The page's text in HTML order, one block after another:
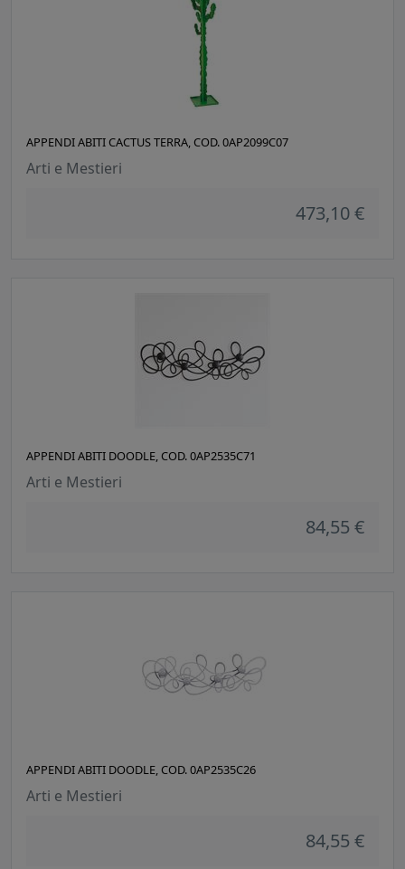
APPENDI ABITI CACTUS TERRA, COD. 0AP2099C07
Arti e Mestieri
473,10 €
APPENDI ABITI DOODLE, COD. 0AP2535C71
Arti e Mestieri
84,55 €
APPENDI ABITI DOODLE, COD. 0AP2535C26
Arti e Mestieri
84,55 €